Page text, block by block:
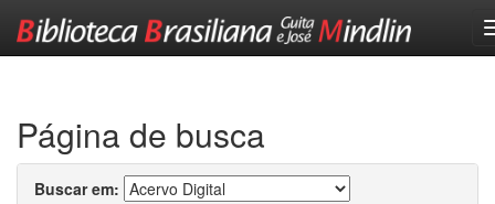
Página de busca
Buscar em: